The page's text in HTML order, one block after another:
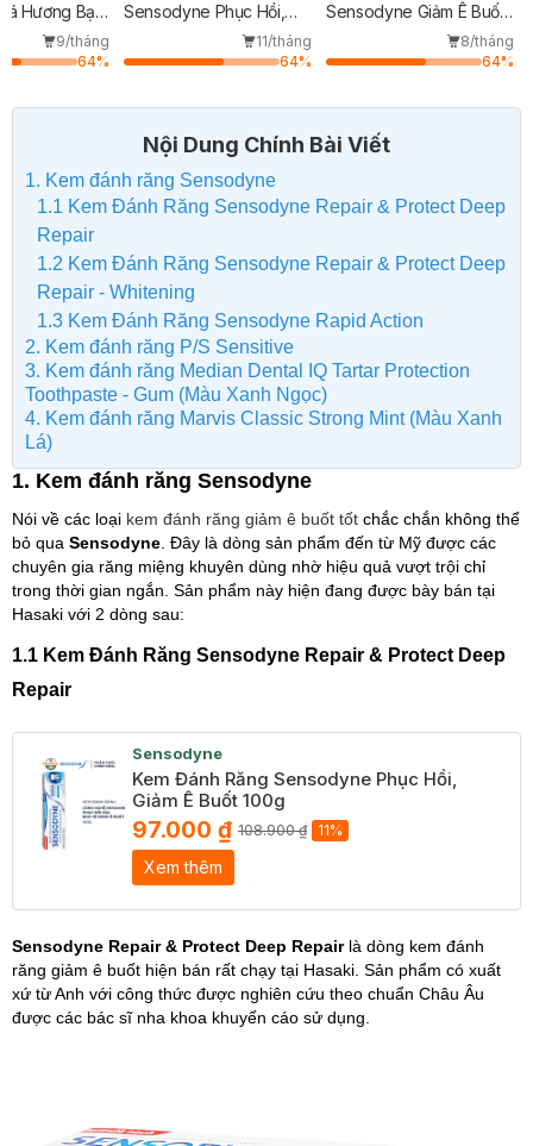
Hương Bạc
9/tháng
64%
Sensodyne Phục Hồi,
Giảm Ê Buốt 100g 11/tháng
64%
Sensodyne Giảm Ê Buốt
& Làm Sáng Răng 100g
8/tháng
64%
Nội Dung Chính Bài Viết
1. Kem đánh răng Sensodyne
1.1 Kem Đánh Răng Sensodyne Repair & Protect Deep
Repair
1.2 Kem Đánh Răng Sensodyne Repair & Protect Deep
Repair - Whitening
1.3 Kem Đánh Răng Sensodyne Rapid Action
2. Kem đánh răng P/S Sensitive
3. Kem đánh răng Median Dental IQ Tartar Protection
Toothpaste - Gum (Màu Xanh Ngọc)
4. Kem đánh răng Marvis Classic Strong Mint (Màu Xanh
Lá)
1. Kem đánh răng Sensodyne
Nói về các loại kem đánh răng giảm ê buốt tốt chắc chắn không thể
bỏ qua Sensodyne . Đây là dòng sản phẩm đến từ Mỹ được các
chuyên gia răng miệng khuyên dùng nhờ hiệu quả vượt trội chỉ
trong thời gian ngắn. Sản phẩm này hiện đang được bày bán tại
Hasaki với 2 dòng sau:
1.1 Kem Đánh Răng Sensodyne Repair & Protect Deep
Repair
Sensodyne
Kem Đánh Răng Sensodyne Phục Hồi,
Giảm Ê Buốt 100g
97.000 ₫ 108.900 ₫ 11%
Xem thêm
Sensodyne Repair & Protect Deep Repair là dòng kem đánh
răng giảm ê buốt hiện bán rất chạy tại Hasaki. Sản phẩm có xuất
xứ từ Anh với công thức được nghiên cứu theo chuẩn Châu Âu
được các bác sĩ nha khoa khuyến cáo sử dụng.